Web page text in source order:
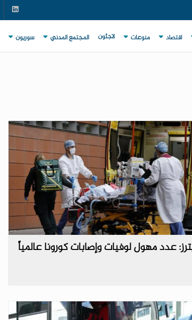
اقتصاد منوعات لاجئون المجتمع المدني سوريون
عدد مهول لوفيات وإصابات كورونا عالمياً